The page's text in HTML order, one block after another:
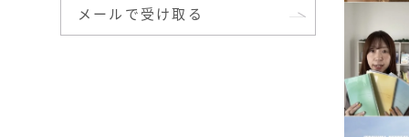
メールで受け取る